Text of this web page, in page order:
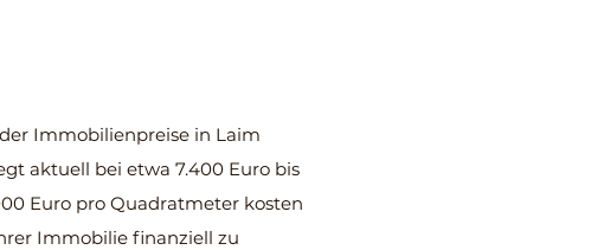
Immobilienpreise in Laim
aktuell bei etwa 7.400 Euro bis
Euro pro Quadratmeter kosten
Immobilie finanziell zu